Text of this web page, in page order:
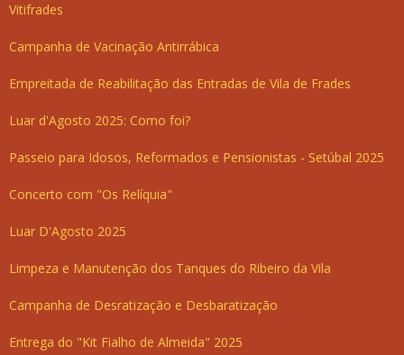
Vitifrades
Campanha de Vacinação Antirrábica
Empreitada de Reabilitação das Entradas de Vila de Frades
Luar d'Agosto 2025: Como foi?
Passeio para Idosos, Reformados e Pensionistas - Setúbal 2025
Concerto com "Os Relíquia"
Luar D'Agosto 2025
Limpeza e Manutenção dos Tanques do Ribeiro da Vila
Campanha de Desratização e Desbaratização
Entrega do "Kit Fialho de Almeida" 2025